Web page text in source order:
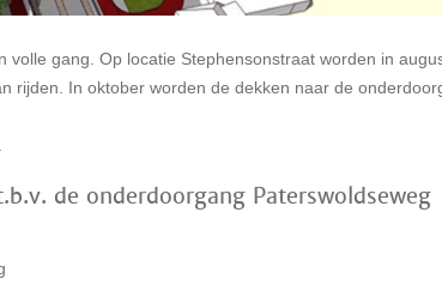
gang. Op locatie Stephensonstraat worden in
rijden. In oktober worden de dekken naar de
de onderdoorgang Paterswoldseweg